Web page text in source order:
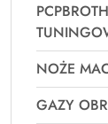
NOŻE
GAZY